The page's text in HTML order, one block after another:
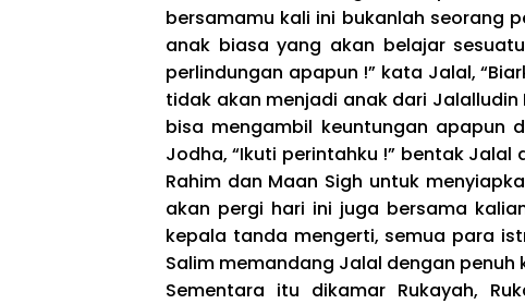
bersamamu kali ini bukanlah seorang
anak biasa yang akan belajar
perlindungan apapun !” kata Jalal,
tidak akan menjadi anak dari
bisa mengambil keuntungan apapun
Jodha, “Ikuti perintahku !” bentak
Rahim dan Maan Sigh untuk
akan pergi hari ini juga bersama
kepala tanda mengerti, semua para
Salim memandang Jalal dengan penuh
Sementara itu dikamar Rukayah,